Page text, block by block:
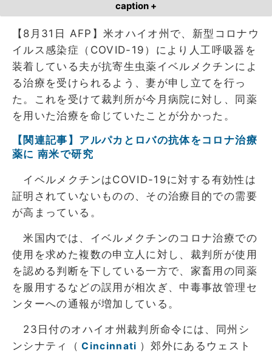
caption +
【8月31日 AFP】米オハイオ州で、新型コロナウ
イルス感染症（COVID-19）により人工呼吸器を
装着している夫が抗寄生虫薬イベルメクチンによ
る治療を受けられるよう、妻が申し立てを行っ
た。これを受けて裁判所が今月病院に対し、同薬
を用いた治療を命じていたことが分かった。
【関連記事】アルパカとロバの抗体をコロナ治療
薬に 南米で研究
イベルメクチンはCOVID-19に対する有効性は
証明されていないものの、その治療目的での需要
が高まっている。
米国内では、イベルメクチンのコロナ治療での
使用を求めた複数の申立人に対し、裁判所が使用
を認める判断を下している一方で、家畜用の同薬
を服用するなどの誤用が相次ぎ、中毒事故管理セ
ンターへの通報が増加している。
23日付のオハイオ州裁判所命令には、同州シ
ンシナティ（ Cincinnati ）郊外にあるウェスト